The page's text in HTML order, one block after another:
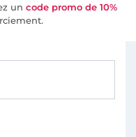
un code promo de 10%